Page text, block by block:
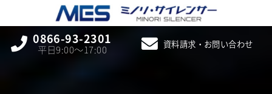
0866-93-2301
平日9:00〜17:00 資料請求・お問い合わせ